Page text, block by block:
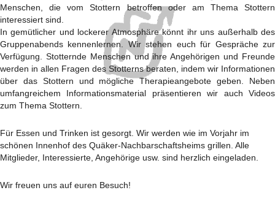
Menschen, die vom Stottern betroffen oder am Thema Stottern
interessiert sind.
In gemütlicher und lockerer Atmosphäre könnt ihr uns außerhalb des
Gruppenabends kennenlernen. Wir stehen euch für Gespräche zur
Verfügung. Stotternde Menschen und ihre Angehörigen und Freunde
werden in allen Fragen des Stotterns beraten, indem wir Informationen
über das Stottern und mögliche Therapieangebote geben. Neben
umfangreichem Informationsmaterial präsentieren wir auch Videos
zum Thema Stottern.
Für Essen und Trinken ist gesorgt. Wir werden wie im Vorjahr im
schönen Innenhof des Quäker-Nachbarschaftsheims grillen. Alle
Mitglieder, Interessierte, Angehörige usw. sind herzlich eingeladen.
Wir freuen uns auf euren Besuch!